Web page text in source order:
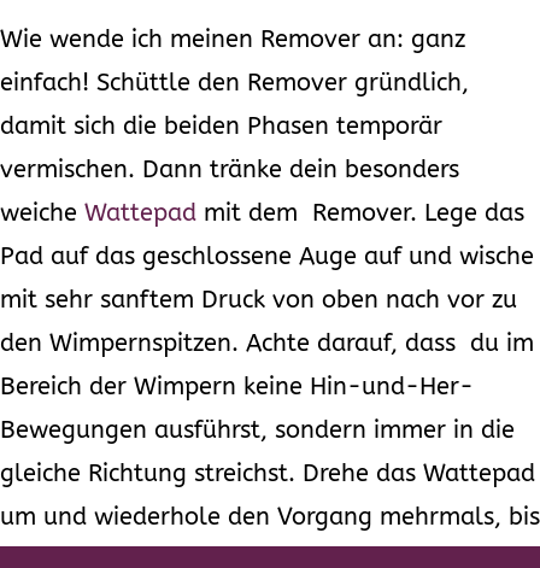
Wie wende ich meinen Remover an: ganz
einfach! Schüttle den Remover gründlich,
damit sich die beiden Phasen temporär
vermischen. Dann tränke dein besonders
weiche Wattepad mit dem Remover. Lege das
Pad auf das geschlossene Auge auf und wische
mit sehr sanftem Druck von oben nach vor zu
den Wimpernspitzen. Achte darauf, dass du im
Bereich der Wimpern keine Hin-und-Her-
Bewegungen ausführst, sondern immer in die
gleiche Richtung streichst. Drehe das Wattepad
um und wiederhole den Vorgang mehrmals, bis